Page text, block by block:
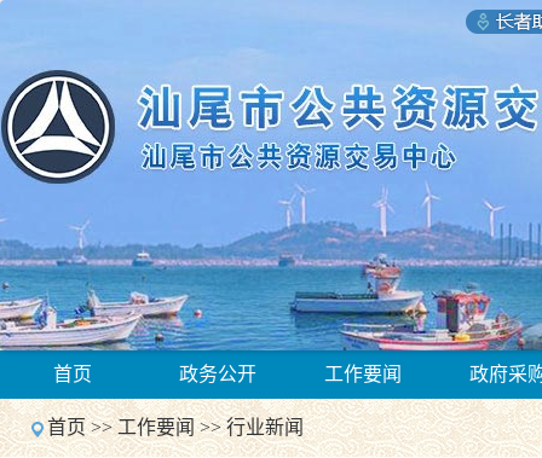
Previous
Next
首页 政务公开 工作要闻 政府采
首页>>工作要闻>>行业新闻